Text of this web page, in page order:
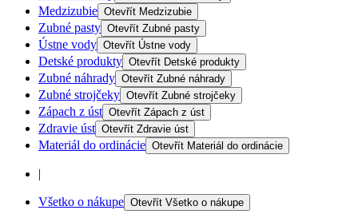
Medzizubie Otevřít Medzizubie
Zubné pasty Otevřít Zubné pasty
Ústne vody Otevřít Ústne vody
Detské produkty Otevřít Detské produkty
Zubné náhrady Otevřít Zubné náhrady
Zubné strojčeky Otevřít Zubné strojčeky
Zápach z úst Otevřít Zápach z úst
Zdravie úst Otevřít Zdravie úst
Materiál do ordinácie Otevřít Materiál do ordinácie
|
Všetko o nákupe Otevřít Všetko o nákupe